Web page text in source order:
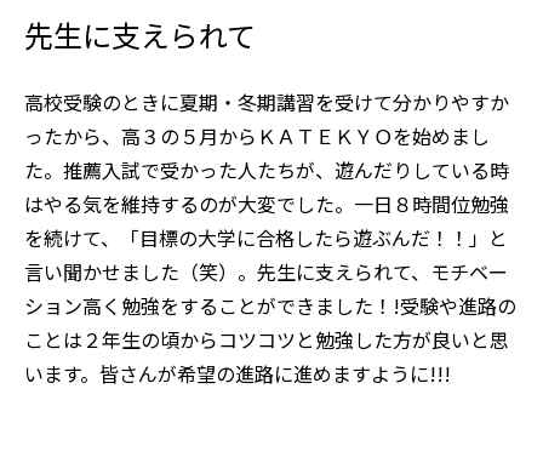
先生に支えられて
高校受験のときに夏期・冬期講習を受けて分かりやすか
ったから、高３の５月からＫＡＴＥＫＹＯを始めまし
た。推薦入試で受かった人たちが、遊んだりしている時
はやる気を維持するのが大変でした。一日８時間位勉強
を続けて、「目標の大学に合格したら遊ぶんだ！！」と
言い聞かせました（笑）。先生に支えられて、モチベー
ション高く勉強をすることができました！!受験や進路の
ことは２年生の頃からコツコツと勉強した方が良いと思
います。皆さんが希望の進路に進めますように!!!